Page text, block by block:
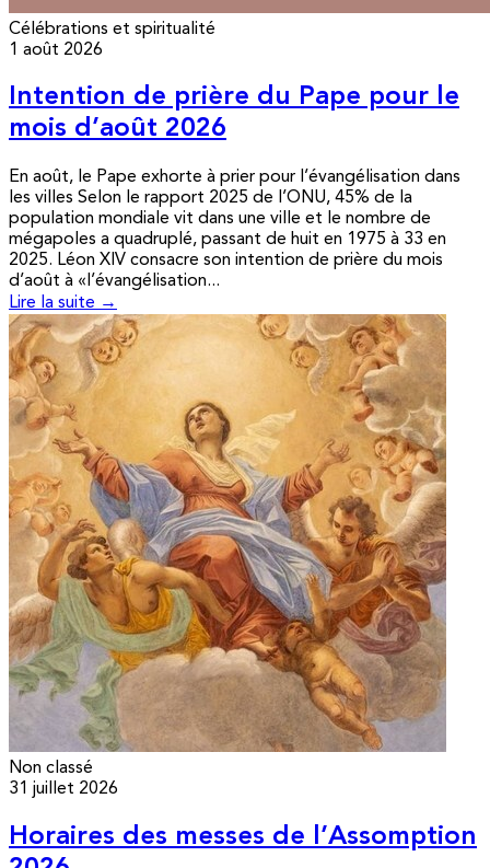
Célébrations et spiritualité
1 août 2026
Intention de prière du Pape pour le
mois d’août 2026
En août, le Pape exhorte à prier pour l’évangélisation dans
les villes Selon le rapport 2025 de l’ONU, 45% de la
population mondiale vit dans une ville et le nombre de
mégapoles a quadruplé, passant de huit en 1975 à 33 en
2025. Léon XIV consacre son intention de prière du mois
d’août à «l’évangélisation...
Lire la suite →
Non classé
31 juillet 2026
Horaires des messes de l’Assomption